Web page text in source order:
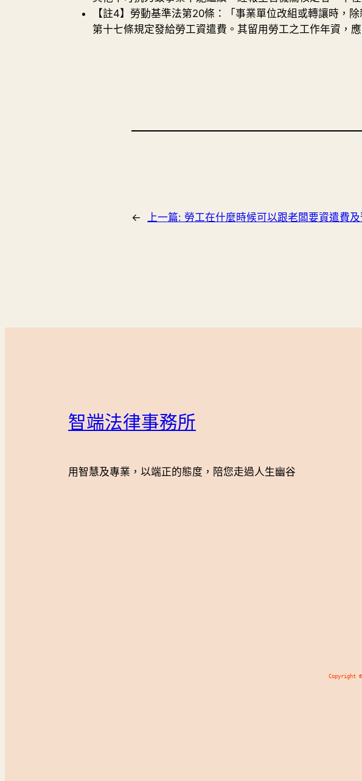
【註4】勞動基準法第20條：「事業單位改組或轉讓時，
第十七條規定發給勞工資遣費。其留用勞工之工作年資，
← 上一篇: 勞工在什麼時候可以跟老闆要資遣費
智端法律事務所
用智慧及專業，以端正的態度，陪您走過人生幽谷
Copyright